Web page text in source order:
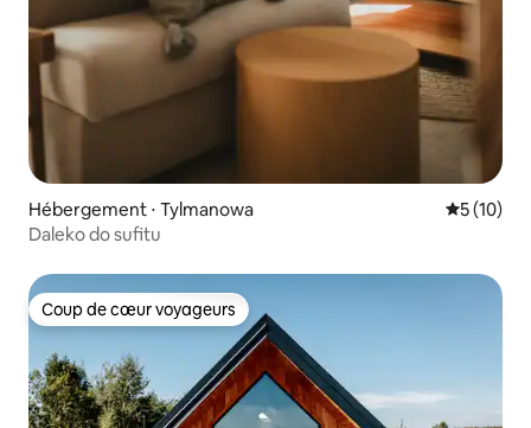
Hébergement ⋅ Tylmanowa
5 (10)
Daleko do sufitu
Coup de cœur voyageurs
Coup de cœur voyageurs